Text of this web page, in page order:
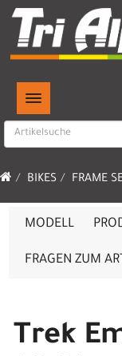
TOGGLE
BIKES FRAME
MODELL
FRAGEN ZUM
Trek